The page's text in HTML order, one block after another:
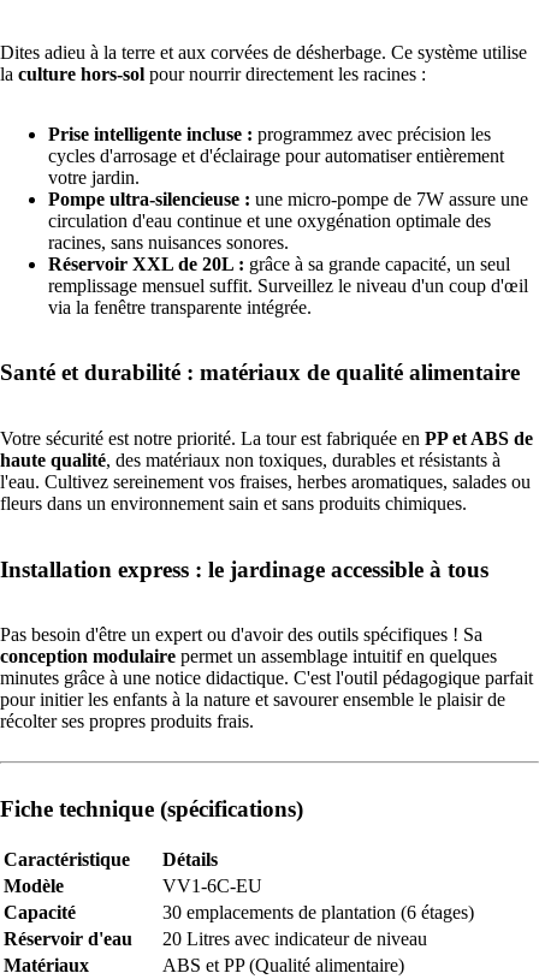
Dites adieu à la terre et aux corvées de désherbage. Ce système utilise
la culture hors-sol pour nourrir directement les racines :
Prise intelligente incluse : programmez avec précision les
cycles d'arrosage et d'éclairage pour automatiser entièrement
votre jardin.
Pompe ultra-silencieuse : une micro-pompe de 7W assure une
circulation d'eau continue et une oxygénation optimale des
racines, sans nuisances sonores.
Réservoir XXL de 20L : grâce à sa grande capacité, un seul
remplissage mensuel suffit. Surveillez le niveau d'un coup d'œil
via la fenêtre transparente intégrée.
Santé et durabilité : matériaux de qualité alimentaire
Votre sécurité est notre priorité. La tour est fabriquée en PP et ABS de
haute qualité, des matériaux non toxiques, durables et résistants à
l'eau. Cultivez sereinement vos fraises, herbes aromatiques, salades ou
fleurs dans un environnement sain et sans produits chimiques.
Installation express : le jardinage accessible à tous
Pas besoin d'être un expert ou d'avoir des outils spécifiques ! Sa
conception modulaire permet un assemblage intuitif en quelques
minutes grâce à une notice didactique. C'est l'outil pédagogique parfait
pour initier les enfants à la nature et savourer ensemble le plaisir de
récolter ses propres produits frais.
Fiche technique (spécifications)
Caractéristique
Détails
Modèle
VV1-6C-EU
Capacité
30 emplacements de plantation (6 étages)
Réservoir d'eau
20 Litres avec indicateur de niveau
Matériaux
ABS et PP (Qualité alimentaire)